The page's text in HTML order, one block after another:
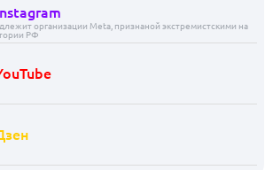
организации Meta, признаной экстремистскими на
РФ